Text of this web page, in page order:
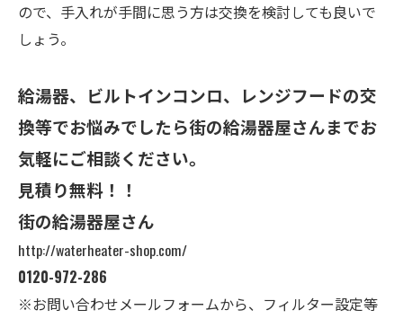
ので、手入れが手間に思う方は交換を検討しても良いで
しょう。
給湯器、ビルトインコンロ、レンジフードの交
換等でお悩みでしたら街の給湯器屋さんまでお
気軽にご相談ください。
見積り無料！！
街の給湯器屋さん
http://waterheater-shop.com/
0120-972-286
※お問い合わせメールフォームから、フィルター設定等